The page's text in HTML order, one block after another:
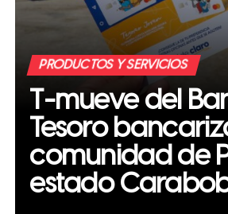
PRODUCTOS Y SERVICIOS
T-mueve del
Tesoro
comunidad de
estado